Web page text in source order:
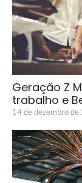
Geração Z
trabalho e
14 de dezembro de